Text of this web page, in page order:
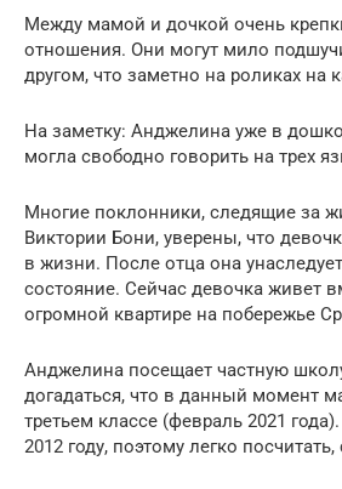
Между мамой и дочкой очень
отношения. Они могут мило
другом, что заметно на роликах на
На заметку: Анджелина уже в
могла свободно говорить на трех
Многие поклонники, следящие за
Виктории Бони, уверены, что
в жизни. После отца она
состояние. Сейчас девочка живет
огромной квартире на побережье
Анджелина посещает частную
догадаться, что в данный момент
третьем классе (февраль 2021
2012 году, поэтому легко